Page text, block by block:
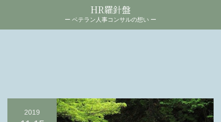
HR羅針盤
ー ベテラン人事コンサルの想い ー
2019